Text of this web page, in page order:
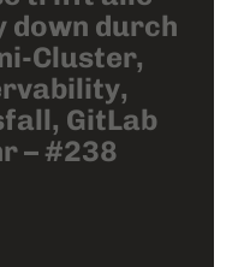
down durch
Cluster,
GitLab
– #238